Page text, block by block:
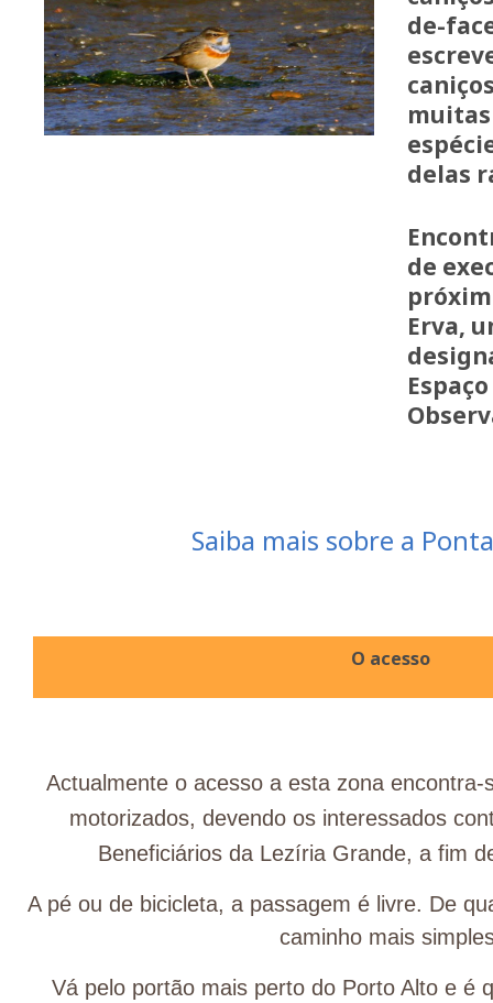
de-
delas
de
Erva,
Saiba mais sobre a
O acesso
Actualmente o acesso a esta zona
motorizados, devendo os interessados
Beneficiários da Lezíria Grande, a fim
A pé ou de bicicleta, a passagem é livre. De
caminho mais
Vá pelo portão mais perto do Porto Alto e é